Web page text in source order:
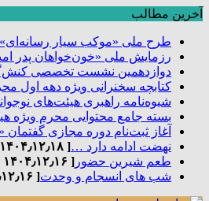
آخرین مطالب
طرح ملی «موکب سیار رسانه‌ای»
رزمایش ملی «خون‌خواهان پدر
دوازدهمین نشست تخصصی
کتابچه سخنرانی ویژه دهه اول
شیوه‌نامه راهبری هیئت‌های
بسته جامع محتوایی محرم ویژه
آغاز ثبت‌نام دوره مجازی گفتمان
نهضت ادامه دارد …[ ۱۴۰۴٫۱۲٫۱۸ ]
طعم شیرین حضور [ ۱۴۰۴٫۱۲٫۱۶ ]
شب های انسجام و وحدت[ ۱۴۰۴٫۱۲٫۱۶ ]